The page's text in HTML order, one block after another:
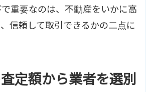
重要なのは、不動産をいかに高
信頼して取引できるかの二点に
定額から業者を選別